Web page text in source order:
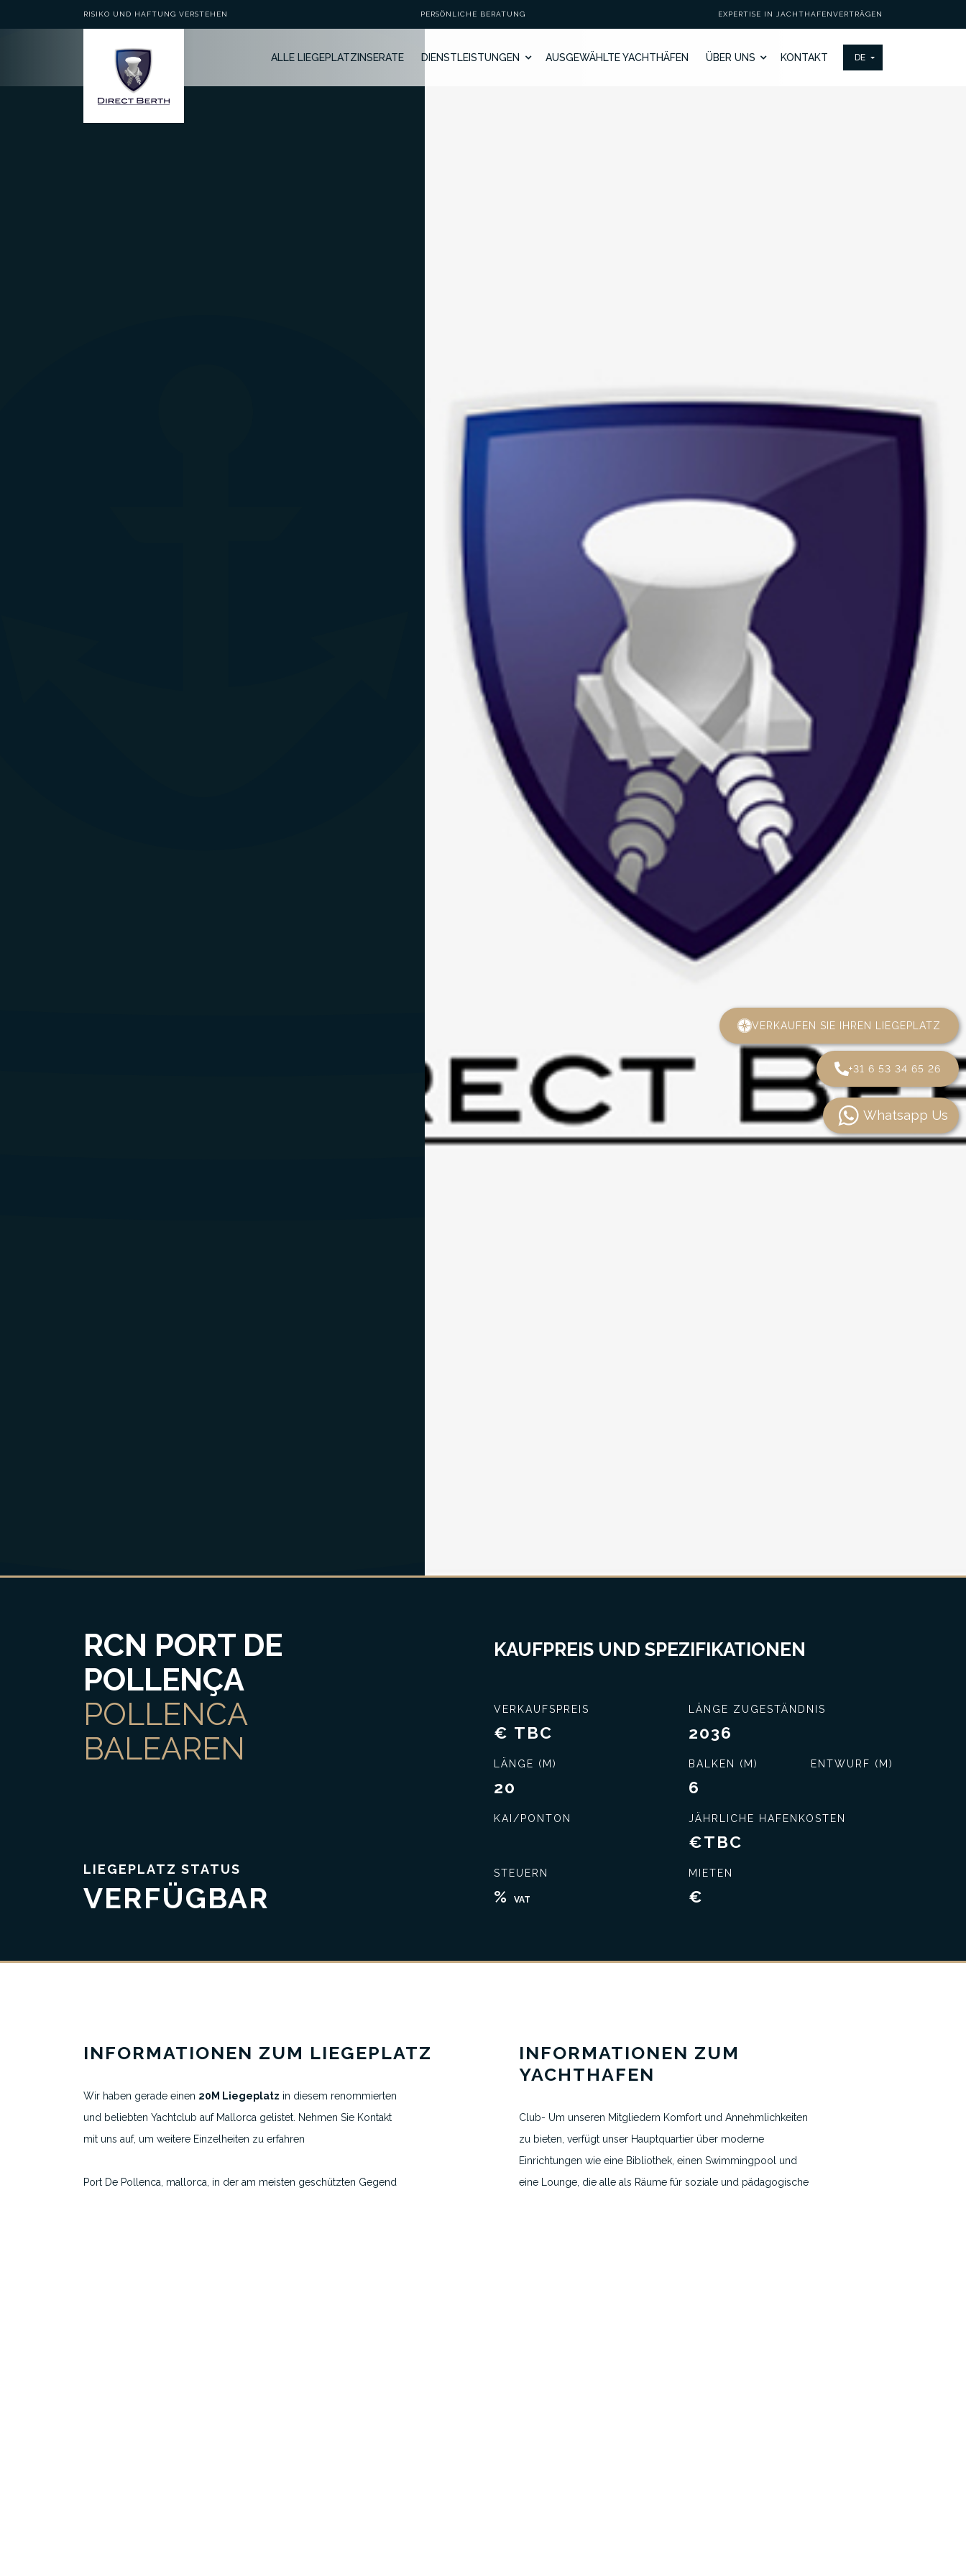
RISIKO UND HAFTUNG VERSTEHEN PERSÖNLICHE BERATUNG EXPERTISE IN JACHTHAFENVERTRÄGEN
ALLE LIEGEPLATZINSERATE DIENSTLEISTUNGEN AUSGEWÄHLTE YACHTHÄFEN ÜBER UNS KONTAKT
RCN PORT DE
POLLENÇA
POLLENCA
BALEAREN
LIEGEPLATZ STATUS
VERFÜGBAR
KAUFPREIS UND SPEZIFIKATIONEN
VERKAUFSPREIS
€ TBC
LÄNGE (M)
20
KAI/PONTON
STEUERN
% VAT
LÄNGE ZUGESTÄNDNIS
2036
BALKEN (M)
6
ENTWURF (M)
JÄHRLICHE HAFENKOSTEN
€TBC
MIETEN
€
INFORMATIONEN ZUM LIEGEPLATZ
Wir haben gerade einen 20M Liegeplatz in diesem renommierten
und beliebten Yachtclub auf Mallorca gelistet. Nehmen Sie Kontakt
mit uns auf, um weitere Einzelheiten zu erfahren
Port De Pollenca, mallorca, in der am meisten geschützten Gegend
INFORMATIONEN ZUM
YACHTHAFEN
Club- Um unseren Mitgliedern Komfort und Annehmlichkeiten
zu bieten, verfügt unser Hauptquartier über moderne
Einrichtungen wie eine Bibliothek, einen Swimmingpool und
eine Lounge, die alle als Räume für soziale und pädagogische
Vertrauen & Transparenz
H.VANEGMOND@DIRECTBERTH.COM
+31 6 53 34 65 26
2026 © Direct Berth - Webdesign by WP Masters
+31 6 53 34 65 26
VERKAUFEN SIE IHREN LIEGEPLATZ
Whatsapp Us